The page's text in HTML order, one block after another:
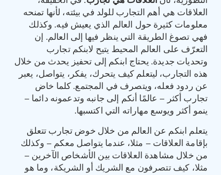
العلاقات هي أهم التجارب للولد في بيئته، لأنها تمنحه
معلومات كثيرة حول العالم الذي يعيش فيه. وكذلك
فهي تصوغ الطريقة التي ينظر فيها إلى العالم. إن
التعرّف على العالم المحيط يتيح لابنكم تجارب
وتحديات جديدة. يحتاج ابنكم إلى تحفيز يحدث من خلال
هذه التجارب، ليتعلم كيف يتحرك، يفكر، يتواصل، يعبر
عن ردود فعله، ويتصرف في المجتمع. كلما خاض
تجارب أكثر – عالمًا أنكم إلى جانبه وتدعمونه دائما –
ينمو أكثر ويوسع مهاراته التي اكتسبها.
يتعلم ابنكم عن العالم من خلال خوض تجارب تتعلق
بإقامة العلاقات – مثلا، عندما يتواصل معكم – وكذلك
من خلال مشاهدة العلاقات بين الأشخاص الآخرين –
مثلا، كيف تتصرفون مع الشريك أو الشريكة، وما هو